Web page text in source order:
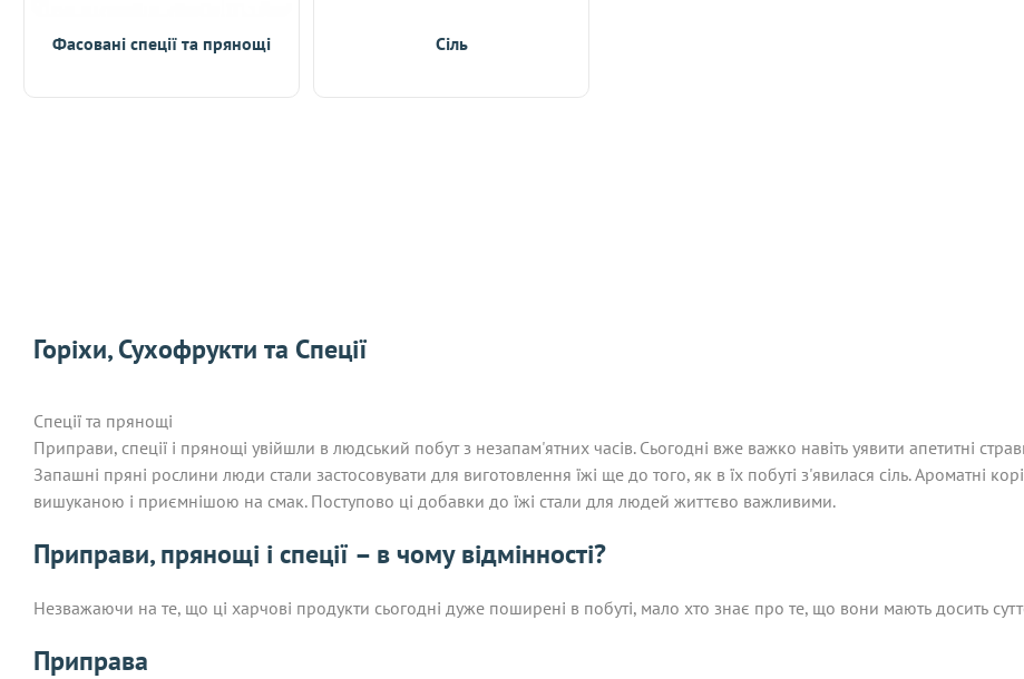
Фасовані спеції та прянощі Сіль
Горіхи, Сухофрукти та Спеції
Спеції та прянощі
Приправи, спеції і прянощі увійшли в людський побут з незапам'ятних часів. Сьогодні вже важко навіть уявити апетитні
Запашні пряні рослини люди стали застосовувати для виготовлення їжі ще до того, як в їх побуті з'явилася сіль. Ароматні
вишуканою і приємнішою на смак. Поступово ці добавки до їжі стали для людей життєво важливими.
Приправи, прянощі і спеції – в чому відмінності?
Незважаючи на те, що ці харчові продукти сьогодні дуже поширені в побуті, мало хто знає про те, що вони мають досить
Приправа